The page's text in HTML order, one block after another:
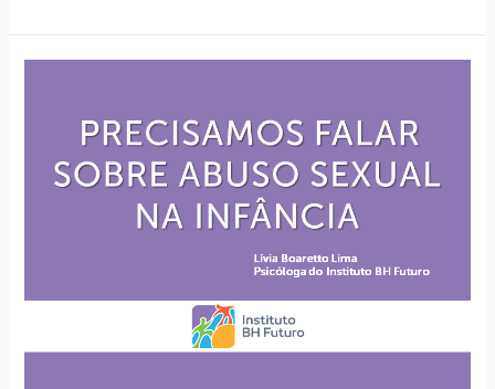
sexual